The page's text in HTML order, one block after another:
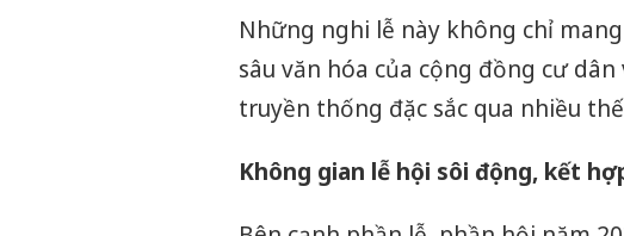
Những nghi lễ này không chỉ
sâu văn hóa của cộng đồng cư
truyền thống đặc sắc qua nhiều
Không gian lễ hội sôi động, kết